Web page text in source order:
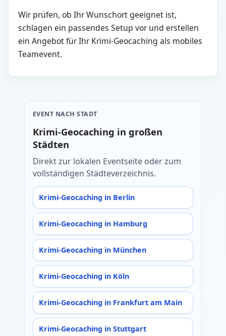
Wir prüfen, ob Ihr Wunschort geeignet ist,
schlagen ein passendes Setup vor und erstellen
ein Angebot für Ihr Krimi-Geocaching als mobiles
Teamevent.
EVENT NACH STADT
Krimi-Geocaching in großen
Städten
Direkt zur lokalen Eventseite oder zum
vollständigen Städteverzeichnis.
Krimi-Geocaching in Berlin
Krimi-Geocaching in Hamburg
Krimi-Geocaching in München
Krimi-Geocaching in Köln
Krimi-Geocaching in Frankfurt am Main
Krimi-Geocaching in Stuttgart